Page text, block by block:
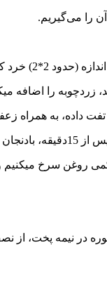
را می‌گیریم.
2*2) خرد کنید.
اضافه کرده و پس از جوش آمدن، حرارت را ملایم
داده، به همراه
می چینیم.
روغن سرخ
در نیمه پخت، از